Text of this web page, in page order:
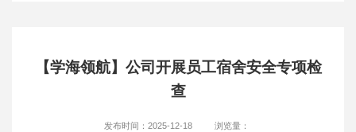
【学海领航】公司开展员工宿舍安全专项检
查
发布时间：2025-12-18 浏览量：